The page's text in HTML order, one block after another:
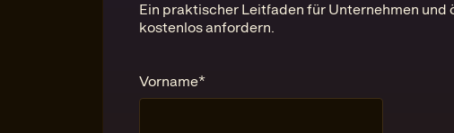
Ein praktischer Leitfaden für Unternehmen
kostenlos anfordern.
Vorname*